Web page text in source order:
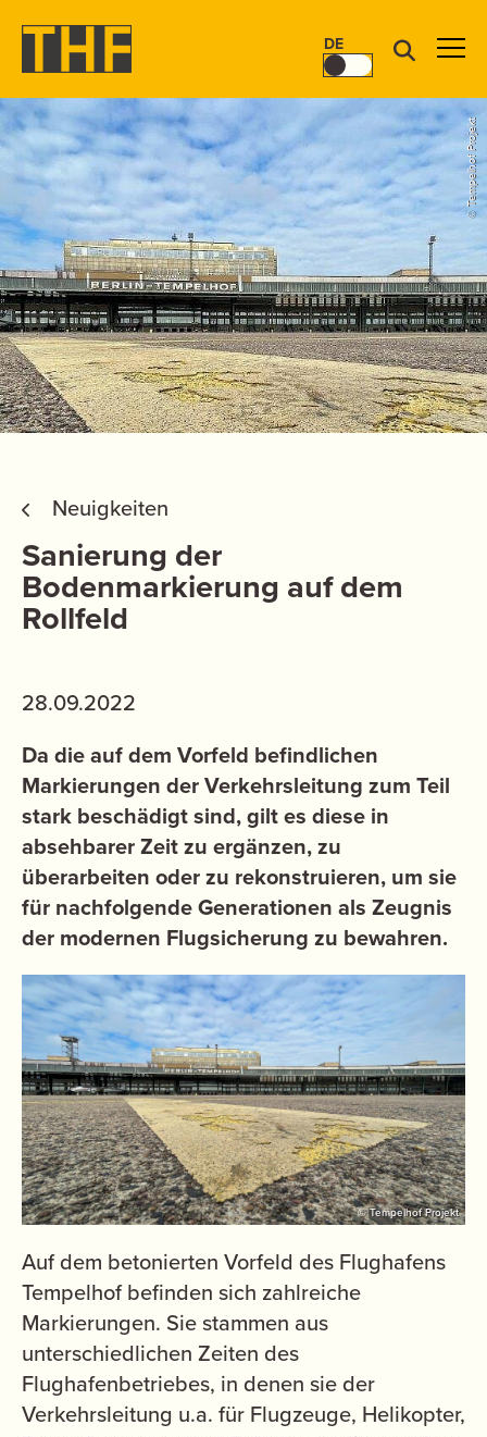
DE
© Tempelhof Projekt
Neuigkeiten
Sanierung der
Bodenmarkierung auf dem
Rollfeld
28.09.2022
Da die auf dem Vorfeld befindlichen
Markierungen der Verkehrsleitung zum Teil
stark beschädigt sind, gilt es diese in
absehbarer Zeit zu ergänzen, zu
überarbeiten oder zu rekonstruieren, um sie
für nachfolgende Generationen als Zeugnis
der modernen Flugsicherung zu bewahren.
© Tempelhof Projekt
Auf dem betonierten Vorfeld des Flughafens
Tempelhof befinden sich zahlreiche
Markierungen. Sie stammen aus
unterschiedlichen Zeiten des
Flughafenbetriebes, in denen sie der
Verkehrsleitung u.a. für Flugzeuge, Helikopter,